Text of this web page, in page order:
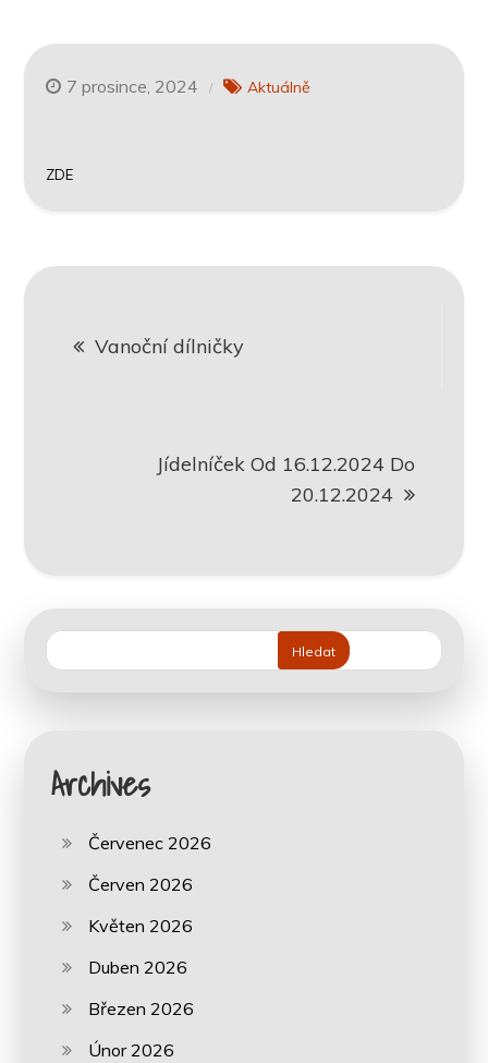
7 prosince, 2024 Aktuálně
ZDE
pro Vanoční dílničky
Jídelníček Od 16.12.2024 Do
20.12.2024
Hledat
Archives
Červenec 2026
Červen 2026
Květen 2026
Duben 2026
Březen 2026
Únor 2026